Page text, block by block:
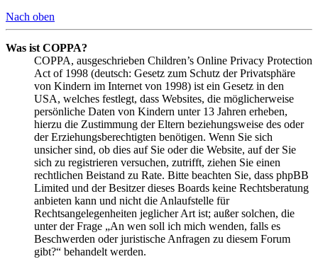
Nach oben
Was ist COPPA?
COPPA, ausgeschrieben Children’s Online Privacy Protection
Act of 1998 (deutsch: Gesetz zum Schutz der Privatsphäre
von Kindern im Internet von 1998) ist ein Gesetz in den
USA, welches festlegt, dass Websites, die möglicherweise
persönliche Daten von Kindern unter 13 Jahren erheben,
hierzu die Zustimmung der Eltern beziehungsweise des oder
der Erziehungsberechtigten benötigen. Wenn Sie sich
unsicher sind, ob dies auf Sie oder die Website, auf der Sie
sich zu registrieren versuchen, zutrifft, ziehen Sie einen
rechtlichen Beistand zu Rate. Bitte beachten Sie, dass phpBB
Limited und der Besitzer dieses Boards keine Rechtsberatung
anbieten kann und nicht die Anlaufstelle für
Rechtsangelegenheiten jeglicher Art ist; außer solchen, die
unter der Frage „An wen soll ich mich wenden, falls es
Beschwerden oder juristische Anfragen zu diesem Forum
gibt?“ behandelt werden.